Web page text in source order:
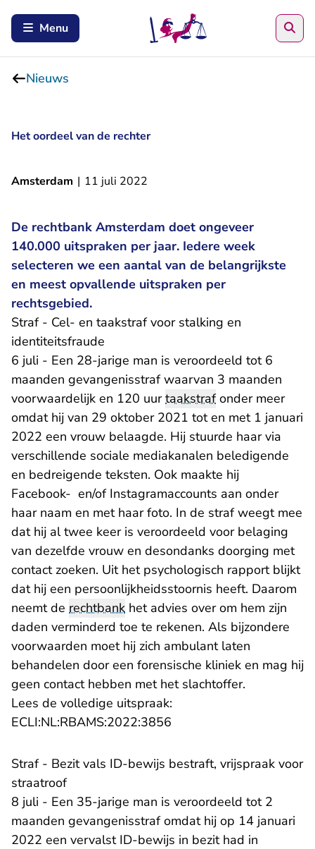
Menu
Nieuws
Het oordeel van de rechter
Amsterdam | 11 juli 2022
De rechtbank Amsterdam doet ongeveer
140.000 uitspraken per jaar. Iedere week
selecteren we een aantal van de belangrijkste
en meest opvallende uitspraken per
rechtsgebied.
Straf - Cel- en taakstraf voor stalking en
identiteitsfraude
6 juli - Een 28-jarige man is veroordeeld tot 6
maanden gevangenisstraf waarvan 3 maanden
voorwaardelijk en 120 uurtaakstrafonder meer
omdat hij van 29 oktober 2021 tot en met 1 januari
2022 een vrouw belaagde. Hij stuurde haar via
verschillende sociale mediakanalen beledigende
en bedreigende teksten. Ook maakte hij
Facebook- en/of Instagramaccounts aan onder
haar naam en met haar foto. In de straf weegt mee
dat hij al twee keer is veroordeeld voor belaging
van dezelfde vrouw en desondanks doorging met
contact zoeken. Uit het psychologisch rapport blijkt
dat hij een persoonlijkheidsstoornis heeft. Daarom
neemt de rechtbank het advies over om hem zijn
daden verminderd toe te rekenen. Als bijzondere
voorwaarden moet hij zich ambulant laten
behandelen door een forensische kliniek en mag hij
geen contact hebben met het slachtoffer.
Lees de volledige uitspraak:
ECLI:NL:RBAMS:2022:3856
Straf - Bezit vals ID-bewijs bestraft, vrijspraak voor
straatroof
8 juli - Een 35-jarige man is veroordeeld tot 2
maanden gevangenisstraf omdat hij op 14 januari
2022 een vervalst ID-bewijs in bezit had in